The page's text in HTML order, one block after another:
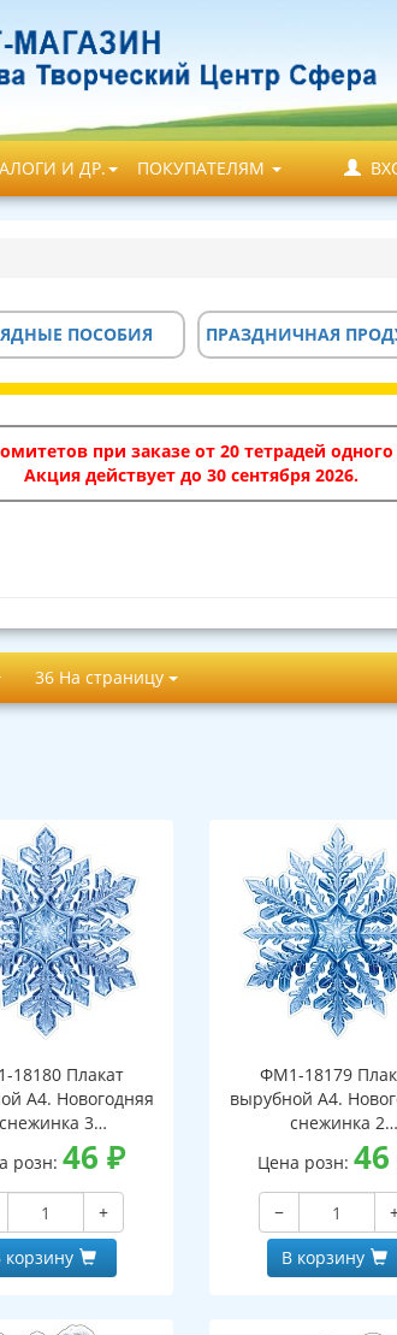
И ДР. ПОКУПАТЕЛЯМ
ПОСОБИЯ ПРАЗДНИЧНАЯ
при заказе от 20 тетрадей
Акция действует до 30 сентября 2026.
36 На страницу
18180 Плакат
А4. Новогодняя
снежинка 3
ВД-лак)
розн:46₽
+
корзину
ФМ1-18179
вырубной А4.
снежинка 2
(двухсторонний,
Цена розн:
−
В корзину